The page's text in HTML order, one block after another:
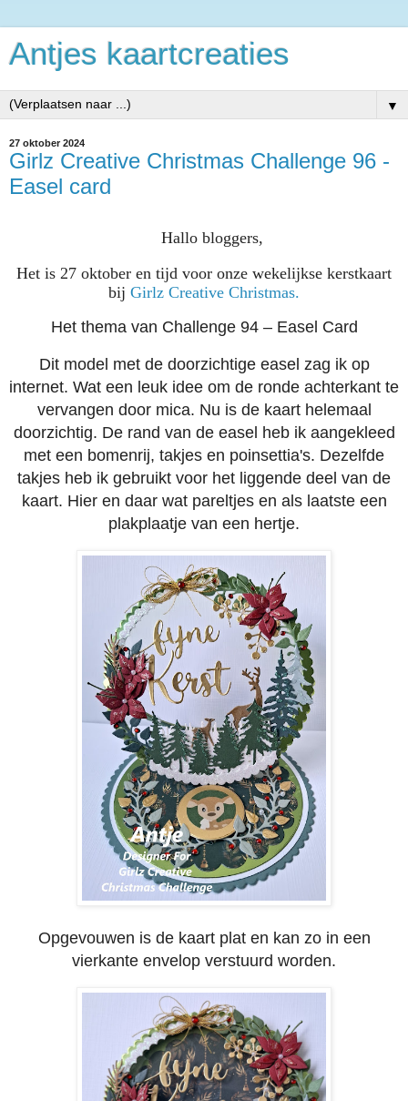
Antjes kaartcreaties
▼
27 oktober 2024
Girlz Creative Christmas Challenge 96 -
Easel card
Hallo bloggers,
Het is 27 oktober en tijd voor onze wekelijkse kerstkaart
bij Girlz Creative Christmas.
Het thema van Challenge 94 – Easel Card
Dit model met de doorzichtige easel zag ik op
internet. Wat een leuk idee om de ronde achterkant te
vervangen door mica. Nu is de kaart helemaal
doorzichtig. De rand van de easel heb ik aangekleed
met een bomenrij, takjes en poinsettia's. Dezelfde
takjes heb ik gebruikt voor het liggende deel van de
kaart. Hier en daar wat pareltjes en als laatste een
plakplaatje van een hertje.
Opgevouwen is de kaart plat en kan zo in een
vierkante envelop verstuurd worden.